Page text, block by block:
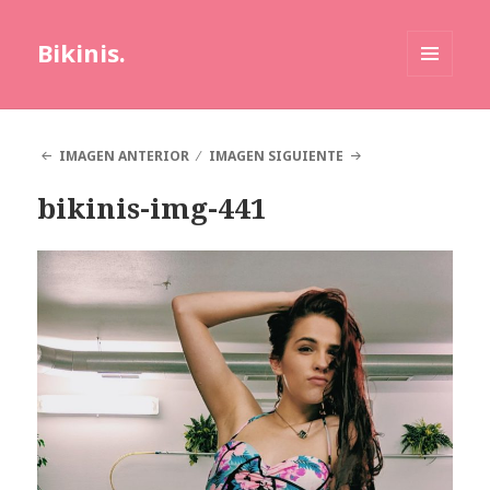
Bikinis.
IMAGEN ANTERIOR
IMAGEN SIGUIENTE
bikinis-img-441